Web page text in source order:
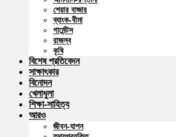
শেয়ার বাজার
ব্যাংক-বীমা
গার্মেন্টস
রাজস্ব
কৃষি
বিশেষ প্রতিবেদন
সাক্ষাৎকার
বিনোদন
খেলাধুলা
শিক্ষা-সাহিত্য
আরও
জীবন-যাপন